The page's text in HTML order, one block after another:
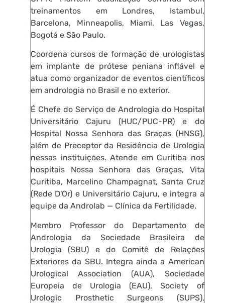
treinamentos em Londres, Istambul,
Barcelona, Minneapolis, Miami, Las Vegas,
Bogotá e São Paulo.
Coordena cursos de formação de urologistas
em implante de prótese peniana inflável e
atua como organizador de eventos científicos
em andrologia no Brasil e no exterior.
É Chefe do Serviço de Andrologia do Hospital
Universitário Cajuru (HUC/PUC-PR) e do
Hospital Nossa Senhora das Graças (HNSG),
além de Preceptor da Residência de Urologia
nessas instituições. Atende em Curitiba nos
hospitais Nossa Senhora das Graças, Vita
Curitiba, Marcelino Champagnat, Santa Cruz
(Rede D'Or) e Universitário Cajuru, e integra a
equipe da Androlab — Clínica da Fertilidade.
Membro Professor do Departamento de
Andrologia da Sociedade Brasileira de
Urologia (SBU) e do Comitê de Relações
Exteriores da SBU. Integra ainda a American
Urological Association (AUA), Sociedade
Europeia de Urologia (EAU), Society of
Urologic Prosthetic Surgeons (SUPS),